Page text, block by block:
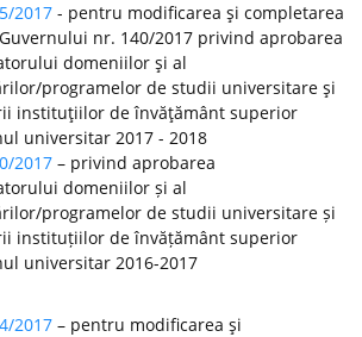
2017 - pentru modificarea şi completarea
nr. 140/2017 privind aprobarea
domeniilor şi al
programelor de studii universitare şi
instituţiilor de învăţământ superior
universitar 2017 - 2018
2017 – privind aprobarea
domeniilor și al
programelor de studii universitare și
instituțiilor de învățământ superior
universitar 2016-2017
2017 – pentru modificarea şi